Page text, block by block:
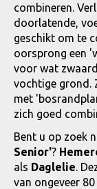
combineren.
doorlatende,
geschikt om te
oorsprong een
voor wat
vochtige grond.
met
zich goed
Bent u op zoek
Senior'?
als Daglelie .
van ongeveer